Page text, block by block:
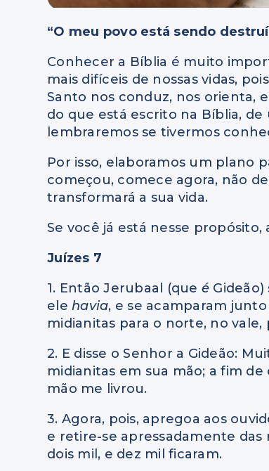
“O meu povo está sendo
Conhecer a Bíblia é muito
mais difíceis de nossas vidas,
Santo nos conduz, nos orienta,
do que está escrito na Bíblia,
lembraremos se tivermos
Por isso, elaboramos um plano
começou, comece agora, não
transformará a sua vida.
Se você já está nesse
Juízes 7
1. Então Jerubaal (que é
elehavia, e se acamparam
midianitas para o norte, no
2. E disse o Senhor a Gideão:
midianitas em sua mão; a fim
mão me livrou.
3. Agora, pois, apregoa aos
e retire-se apressadamente
dois mil, e dez mil ficaram.